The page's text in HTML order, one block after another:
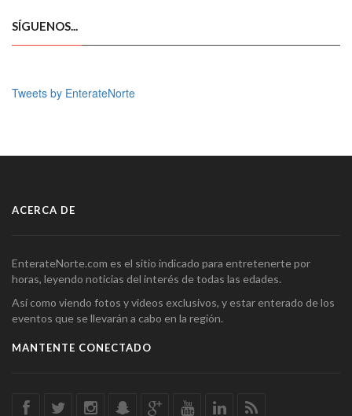
SÍGUENOS...
Tweets by EnterateNorte
ACERCA DE
EnterateNorte.com es el sitio indicado para entretenerte por
horas, leyendo noticias del interés de todas las edades.
Así como viendo fotos y videos exclusivos, y estar enterado de los
eventos que se llevarán a cabo en la región.
MANTENTE CONECTADO